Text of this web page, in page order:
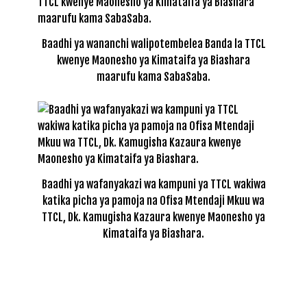
Baadhi ya wananchi walipotembelea Banda la TTCL
kwenye Maonesho ya Kimataifa ya Biashara
maarufu kama SabaSaba.
Baadhi ya wafanyakazi wa kampuni ya TTCL wakiwa
katika picha ya pamoja na Ofisa Mtendaji Mkuu wa
TTCL, Dk. Kamugisha Kazaura kwenye Maonesho ya
Kimataifa ya Biashara.